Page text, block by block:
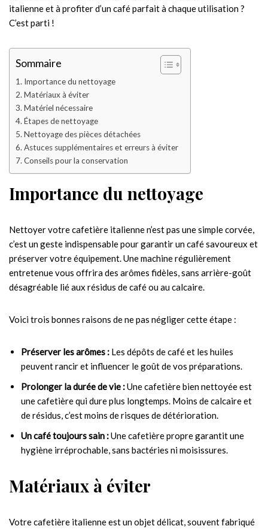
italienne et à profiter d’un café parfait à chaque utilisation ?
C’est parti !
Sommaire
Importance du nettoyage
Matériaux à éviter
Matériel nécessaire
Étapes de nettoyage
Nettoyage des pièces détachées
Astuces supplémentaires et erreurs à éviter
Conseils pour la conservation
Importance du nettoyage
Nettoyer votre cafetière italienne n’est pas une simple corvée,
c’est un geste indispensable pour garantir un café savoureux et
préserver votre équipement. Une machine régulièrement
entretenue vous offrira des arômes fidèles, sans arrière-goût
désagréable lié aux résidus de café ou au calcaire.
Voici trois bonnes raisons de ne pas négliger cette étape :
Préserver les arômes : Les dépôts de café et les huiles
peuvent rancir et influencer le goût de vos préparations.
Prolonger la durée de vie :Une cafetière bien nettoyée est
une cafetière qui dure plus longtemps. Moins de calcaire et
de résidus, c’est moins de risques de détérioration.
Un café toujours sain :Une cafetière propre garantit une
hygiène irréprochable, sans bactéries ni moisissures.
Matériaux à éviter
Votre cafetière italienne est un objet délicat, souvent fabriqué